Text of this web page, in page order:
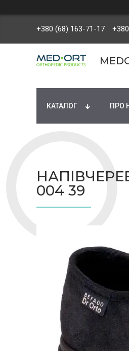
+380 (68) 163-71-17
КАТАЛОГ ПРО
004 39